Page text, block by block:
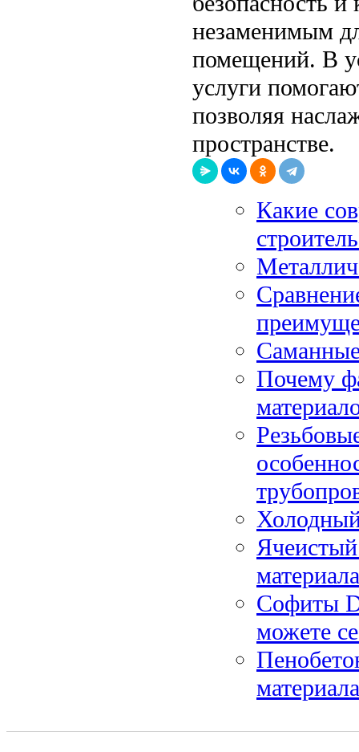
незаменимым
помещений. В
услуги
позволяя
пространстве.
Какие
Почему
Холодный
материала
Софиты
можете
материала